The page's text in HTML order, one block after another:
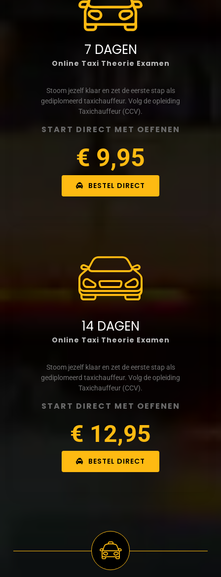
7 DAGEN
Online Taxi Theorie Examen
Stoom jezelf klaar en zet de eerste stap als
gediplomeerd taxichauffeur. Volg de opleiding
Taxichauffeur (CCV).
START DIRECT MET OEFENEN
€ 9,95
BESTEL DIRECT
14 DAGEN
Online Taxi Theorie Examen
Stoom jezelf klaar en zet de eerste stap als
gediplomeerd taxichauffeur. Volg de opleiding
Taxichauffeur (CCV).
START DIRECT MET OEFENEN
€ 12,95
BESTEL DIRECT